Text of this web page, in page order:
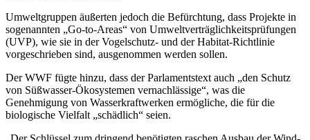
Umweltgruppen äußerten jedoch die Befürchtung, dass Projekte in
sogenannten „Go-to-Areas“ von Umweltverträglichkeitsprüfungen
(UVP), wie sie in der Vogelschutz- und der Habitat-Richtlinie
vorgeschrieben sind, ausgenommen werden sollen.
Der WWF fügte hinzu, dass der Parlamentstext auch „den Schutz
von Süßwasser-Ökosystemen vernachlässige“, was die
Genehmigung von Wasserkraftwerken ermögliche, die für die
biologische Vielfalt „schädlich“ seien.